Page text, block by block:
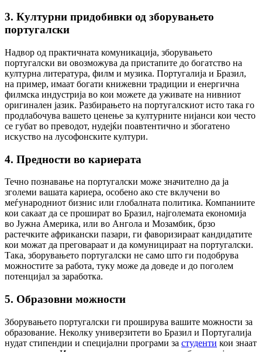
3. Културни придобивки од зборувањето
португалски
Надвор од практичната комуникација, зборувањето
португалски ви овозможува да пристапите до богатство на
културна литература, филм и музика. Португалија и Бразил,
на пример, имаат богати книжевни традиции и енергична
филмска индустрија во кои можете да уживате на нивниот
оригинален јазик. Разбирањето на португалскиот исто така го
продлабочува вашето ценење за културните нијанси кои често
се губат во преводот, нудејќи поавтентично и збогатено
искуство на лусофонските култури.
4. Предности во кариерата
Течно познавање на португалски може значително да ја
зголеми вашата кариера, особено ако сте вклучени во
меѓународниот бизнис или глобалната политика. Компаниите
кои сакаат да се прошират во Бразил, најголемата економија
во Јужна Америка, или во Ангола и Мозамбик, брзо
растечките африкански пазари, ги фаворизираат кандидатите
кои можат да преговараат и да комуницираат на португалски.
Така, зборувањето португалски не само што ги подобрува
можностите за работа, туку може да доведе и до поголем
потенцијал за заработка.
5. Образовни можности
Зборувањето португалски ги проширува вашите можности за
образование. Неколку универзитети во Бразил и Португалија
нудат стипендии и специјални програми за студенти кои знаат